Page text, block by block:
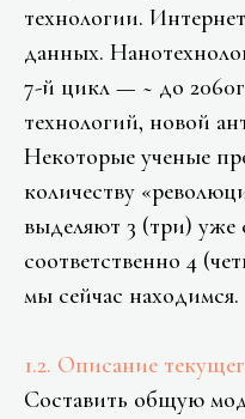
технологии.
данных.
7-й цикл — ~ до
технологий, новой
Некоторые ученые
количеству
выделяют 3 (три) уже
соответственно 4
мы сейчас находимся.
1.2. Описание
Составить общую